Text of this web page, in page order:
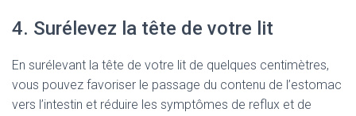
4. Surélevez la tête de votre lit
En surélevant la tête de votre lit de quelques centimètres,
vous pouvez favoriser le passage du contenu de l’estomac
vers l’intestin et réduire les symptômes de reflux et de